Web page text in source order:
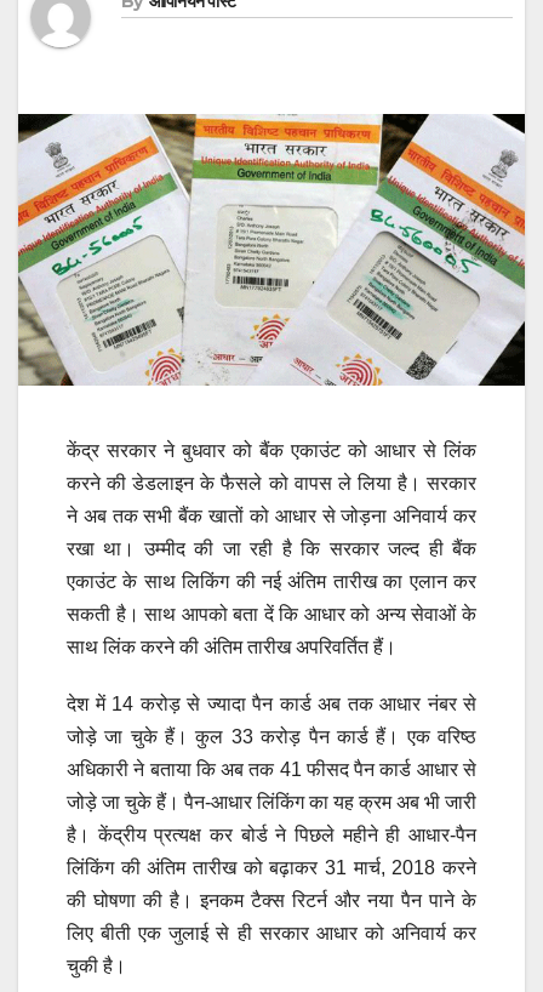
केंद्र सरकार ने बुधवार को बैंक एकाउंट को आधार से लिंक
करने की डेडलाइन के फैसले को वापस ले लिया है। सरकार
ने अब तक सभी बैंक खातों को आधार से जोड़ना अनिवार्य कर
रखा था। उम्मीद की जा रही है कि सरकार जल्द ही बैंक
एकाउंट के साथ लिकिंग की नई अंतिम तारीख का एलान कर
सकती है। साथ आपको बता दें कि आधार को अन्य सेवाओं के
साथ लिंक करने की अंतिम तारीख अपरिवर्तित हैं।
देश में 14 करोड़ से ज्यादा पैन कार्ड अब तक आधार नंबर से
जोड़े जा चुके हैं। कुल 33 करोड़ पैन कार्ड हैं। एक वरिष्ठ
अधिकारी ने बताया कि अब तक 41 फीसद पैन कार्ड आधार से
जोड़े जा चुके हैं। पैन-आधार लिंकिंग का यह क्रम अब भी जारी
है। केंद्रीय प्रत्यक्ष कर बोर्ड ने पिछले महीने ही आधार-पैन
लिंकिंग की अंतिम तारीख को बढ़ाकर 31 मार्च, 2018 करने
की घोषणा की है। इनकम टैक्स रिटर्न और नया पैन पाने के
लिए बीती एक जुलाई से ही सरकार आधार को अनिवार्य कर
चुकी है।